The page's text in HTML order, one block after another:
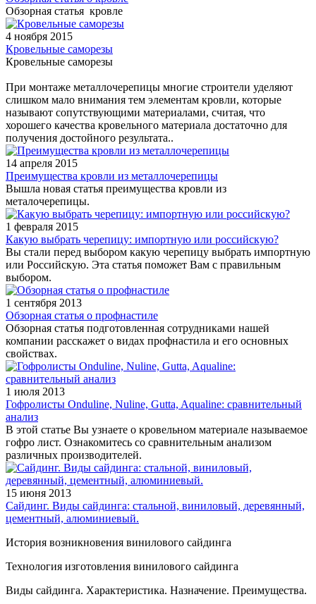
Обзорная статья кровле
4 ноября 2015
Кровельные саморезы
Кровельные саморезы
При монтаже металлочерепицы многие строители уделяют
слишком мало внимания тем элементам кровли, которые
называют сопутствующими материалами, считая, что
хорошего качества кровельного материала достаточно для
получения достойного результата..
14 апреля 2015
Преимущества кровли из металлочерепицы
Вышла новая статья преимущества кровли из
металочерепицы.
1 февраля 2015
Какую выбрать черепицу: импортную или российскую?
Вы стали перед выбором какую черепицу выбрать импортную
или Российскую. Эта статья поможет Вам с правильным
выбором.
1 сентября 2013
Обзорная статья о профнастиле
Обзорная статья подготовленная сотрудниками нашей
компании расскажет о видах профнастила и его основных
свойствах.
1 июля 2013
Гофролисты Onduline, Nuline, Gutta, Aqualine: сравнительный
анализ
В этой статье Вы узнаете о кровельном материале называемое
гофро лист. Ознакомитесь со сравнительным анализом
различных производителей.
15 июня 2013
Сайдинг. Виды сайдинга: стальной, виниловый, деревянный,
цементный, алюминиевый.
История возникновения винилового сайдинга
Технология изготовления винилового сайдинга
Виды сайдинга. Характеристика. Назначение. Преимущества.